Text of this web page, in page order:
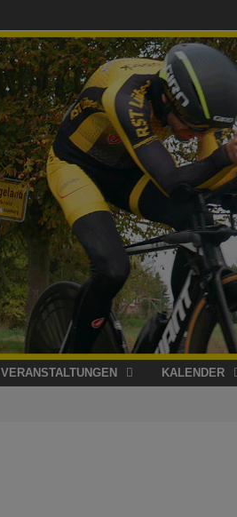
VERANSTALTUNGEN KALENDER